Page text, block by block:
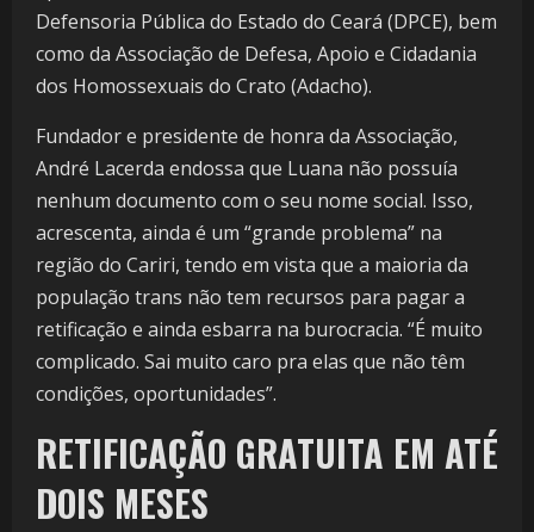
Defensoria Pública do Estado do Ceará (DPCE), bem
como da Associação de Defesa, Apoio e Cidadania
dos Homossexuais do Crato (Adacho).
Fundador e presidente de honra da Associação,
André Lacerda endossa que Luana não possuía
nenhum documento com o seu nome social. Isso,
acrescenta, ainda é um “grande problema” na
região do Cariri, tendo em vista que a maioria da
população trans não tem recursos para pagar a
retificação e ainda esbarra na burocracia. “É muito
complicado. Sai muito caro pra elas que não têm
condições, oportunidades”.
RETIFICAÇÃO GRATUITA EM ATÉ
DOIS MESES